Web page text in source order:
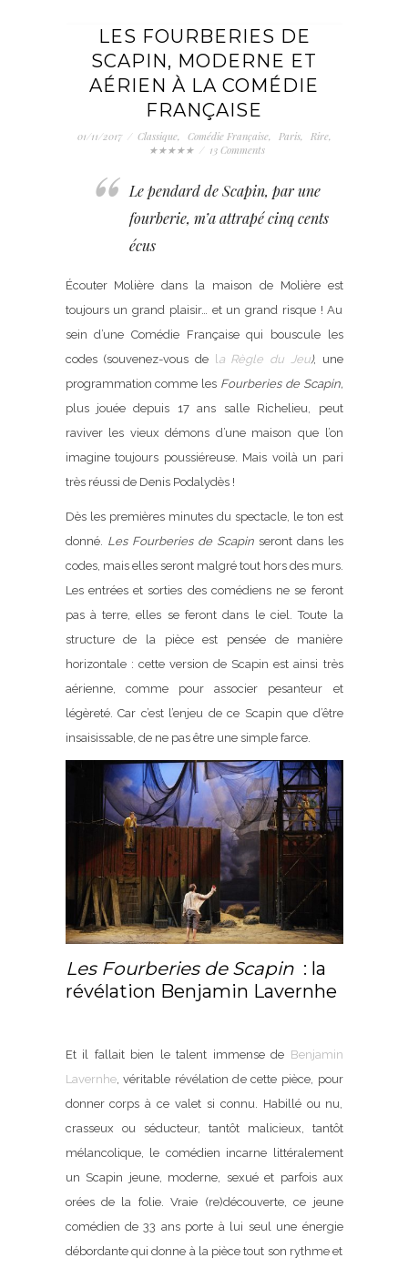
LES FOURBERIES DE
SCAPIN, MODERNE ET
AÉRIEN À LA COMÉDIE
FRANÇAISE
01/11/2017 / Classique, Comédie Française, Paris, Rire,
★★★★★ / 13 Comments
Le pendard de Scapin, par une
fourberie, m’a attrapé cinq cents
écus
Écouter Molière dans la maison de Molière est
toujours un grand plaisir… et un grand risque ! Au
sein d’une Comédie Française qui bouscule les
codes (souvenez-vous de
a Règle du Jeu), une
programmation comme les Fourberies de Scapin,
plus jouée depuis 17 ans salle Richelieu, peut
raviver les vieux démons d’une maison que l’on
imagine toujours poussiéreuse. Mais voilà un pari
très réussi de Denis Podalydès !
Dès les premières minutes du spectacle, le ton est
donné. Les Fourberies de Scapinseront dans les
codes, mais elles seront malgré tout hors des murs.
Les entrées et sorties des comédiens ne se feront
pas à terre, elles se feront dans le ciel. Toute la
structure de la pièce est pensée de manière
horizontale : cette version de Scapin est ainsi très
aérienne, comme pour associer pesanteur et
légèreté. Car c’est l’enjeu de ce Scapin que d’être
insaisissable, de ne pas être une simple farce.
Les Fourberies de Scapin: la
révélation Benjamin Lavernhe
Et il fallait bien le talent immense de Benjamin
Lavernhe, véritable révélation de cette pièce, pour
donner corps à ce valet si connu. Habillé ou nu,
crasseux ou séducteur, tantôt malicieux, tantôt
mélancolique, le comédien incarne littéralement
un Scapin jeune, moderne, sexué et parfois aux
orées de la folie. Vraie (re)découverte, ce jeune
comédien de 33 ans porte à lui seul une énergie
débordante qui donne à la pièce tout son rythme et